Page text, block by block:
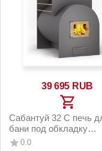
39 695 RUB
Cабантуй 32 С печь
бани под обкладку
кирпичом
0.0